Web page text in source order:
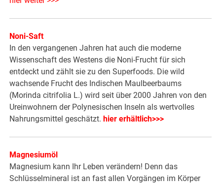
Noni-Saft
In den vergangenen Jahren hat auch die moderne
Wissenschaft des Westens die Noni-Frucht für sich
entdeckt und zählt sie zu den Superfoods. Die wild
wachsende Frucht des Indischen Maulbeerbaums
(Morinda citrifolia L.) wird seit über 2000 Jahren von den
Ureinwohnern der Polynesischen Inseln als wertvolles
Nahrungsmittel geschätzt. hier erhältlich>>>
Magnesiumöl
Magnesium kann Ihr Leben verändern! Denn das
Schlüsselmineral ist an fast allen Vorgängen im Körper